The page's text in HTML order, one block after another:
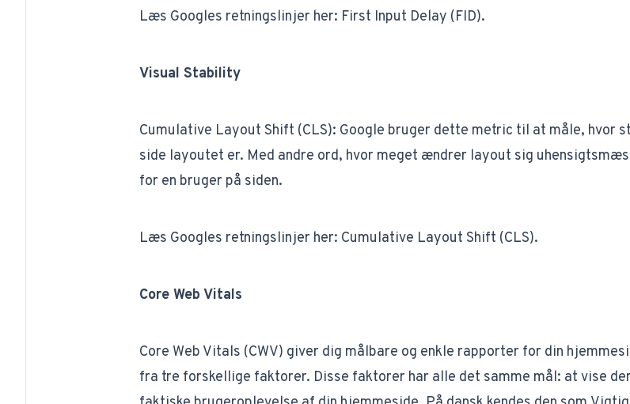
Læs Googles retningslinjer her: ​First Input Delay (FID)​.
Visual Stability
​Cumulative Layout Shift (CLS)​: Google bruger dette metric til at måle, hvor
side layoutet er. Med andre ord, hvor meget ændrer layout sig
for en bruger på siden.
Læs Googles retningslinjer her: ​ Cumulative Layout Shift (CLS)​.
Core Web Vitals
Core Web Vitals (CWV) giver dig målbare og enkle rapporter for din
fra tre forskellige faktorer. Disse faktorer har alle det samme mål: at vise